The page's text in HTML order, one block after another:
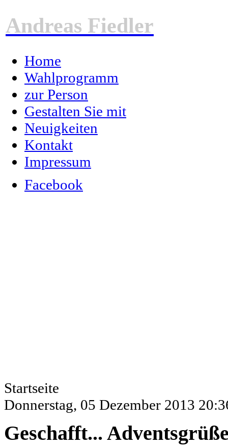
Andreas Fiedler
Home
Wahlprogramm
zur Person
Gestalten Sie mit
Neuigkeiten
Kontakt
Impressum
Facebook
Startseite
Donnerstag, 05 Dezember 2013
Geschafft...